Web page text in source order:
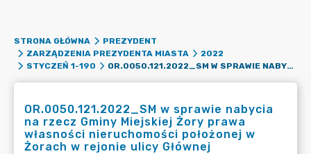
STRONA GŁÓWNA
PREZYDENT
ZARZĄDZENIA PREZYDENTA MIASTA
2022
STYCZEŃ 1-190
OR.0050.121.2022_SM W SPRAWIE NABYCIA NA RZECZ GMINY MIEJSKIEJ ŻORY PRAWA WŁASNOŚCI NIERUCHOMOŚCI POŁOŻONEJ W ŻORACH W REJONIE ULICY GŁÓWNEJ
OR.0050.121.2022_SM w sprawie nabycia
na rzecz Gminy Miejskiej Żory prawa
własności nieruchomości położonej w
Żorach w rejonie ulicy Głównej